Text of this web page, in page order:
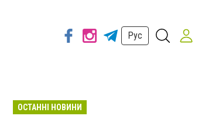
Рус
ОСТАННІ НОВИНИ